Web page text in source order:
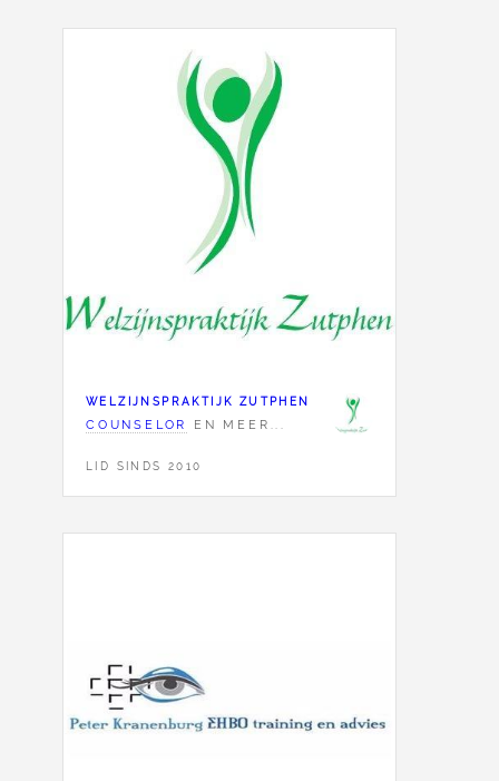
WELZIJNSPRAKTIJK ZUTPHEN
COUNSELOR EN MEER...
LID SINDS 2010